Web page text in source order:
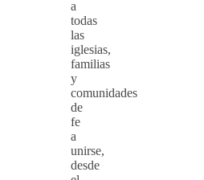
a
todas
las
iglesias,
familias
y
comunidades
de
fe
a
unirse,
desde